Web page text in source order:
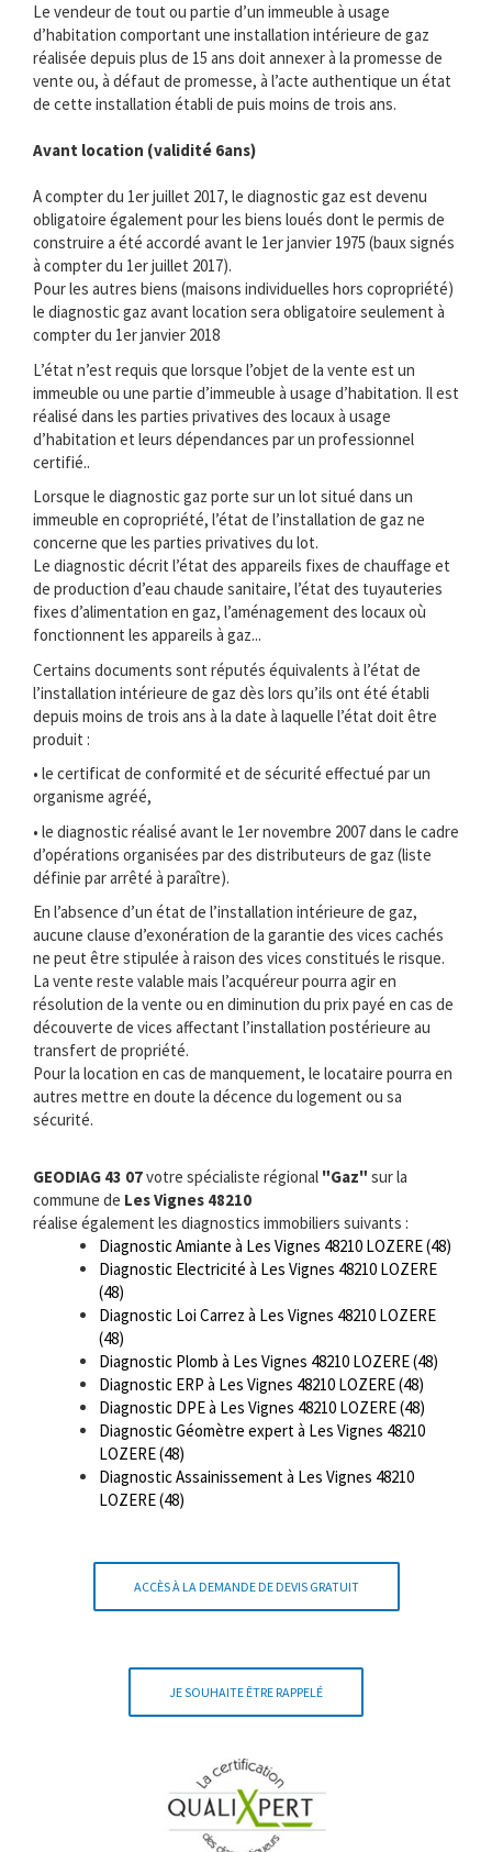
Le vendeur de tout ou partie d’un immeuble à usage
d’habitation comportant une installation intérieure de gaz
réalisée depuis plus de 15 ans doit annexer à la promesse de
vente ou, à défaut de promesse, à l’acte authentique un état
de cette installation établi de puis moins de trois ans.
Avant location (validité 6ans)
A compter du 1er juillet 2017, le diagnostic gaz est devenu
obligatoire également pour les biens loués dont le permis de
construire a été accordé avant le 1er janvier 1975 (baux signés
à compter du 1er juillet 2017).
Pour les autres biens (maisons individuelles hors copropriété)
le diagnostic gaz avant location sera obligatoire seulement à
compter du 1er janvier 2018
L’état n’est requis que lorsque l’objet de la vente est un
immeuble ou une partie d’immeuble à usage d’habitation. Il est
réalisé dans les parties privatives des locaux à usage
d’habitation et leurs dépendances par un professionnel
certifié..
Lorsque le diagnostic gaz porte sur un lot situé dans un
immeuble en copropriété, l’état de l’installation de gaz ne
concerne que les parties privatives du lot.
Le diagnostic décrit l’état des appareils fixes de chauffage et
de production d’eau chaude sanitaire, l’état des tuyauteries
fixes d’alimentation en gaz, l’aménagement des locaux où
fonctionnent les appareils à gaz...
Certains documents sont réputés équivalents à l’état de
l’installation intérieure de gaz dès lors qu’ils ont été établi
depuis moins de trois ans à la date à laquelle l’état doit être
produit :
• le certificat de conformité et de sécurité effectué par un
organisme agréé,
• le diagnostic réalisé avant le 1er novembre 2007 dans le cadre
d’opérations organisées par des distributeurs de gaz (liste
définie par arrêté à paraître).
En l’absence d’un état de l’installation intérieure de gaz,
aucune clause d’exonération de la garantie des vices cachés
ne peut être stipulée à raison des vices constitués le risque.
La vente reste valable mais l’acquéreur pourra agir en
résolution de la vente ou en diminution du prix payé en cas de
découverte de vices affectant l’installation postérieure au
transfert de propriété.
Pour la location en cas de manquement, le locataire pourra en
autres mettre en doute la décence du logement ou sa
sécurité.
GEODIAG 43 07votre spécialiste régional "Gaz" sur la
commune de Les Vignes 48210
réalise également les diagnostics immobiliers suivants :
Diagnostic Amiante à Les Vignes 48210 LOZERE (48)
Diagnostic Electricité à Les Vignes 48210 LOZERE
(48)
Diagnostic Loi Carrez à Les Vignes 48210 LOZERE
(48)
Diagnostic Plomb à Les Vignes 48210 LOZERE (48)
Diagnostic ERP à Les Vignes 48210 LOZERE (48)
Diagnostic DPE à Les Vignes 48210 LOZERE (48)
Diagnostic Géomètre expert à Les Vignes 48210
LOZERE (48)
Diagnostic Assainissement à Les Vignes 48210
LOZERE (48)
ACCÈS À LA DEMANDE DE DEVIS GRATUIT
JE SOUHAITE ÊTRE RAPPELÉ